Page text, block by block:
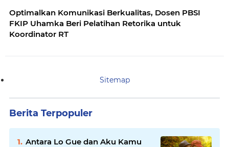
Optimalkan Komunikasi Berkualitas, Dosen PBSI
FKIP Uhamka Beri Pelatihan Retorika untuk
Koordinator RT
Sitemap
Berita Terpopuler
Antara Lo Gue dan Aku Kamu